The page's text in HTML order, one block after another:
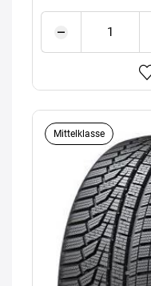
Mittelklasse